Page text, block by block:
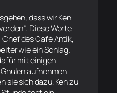
dass wir Ken
Diese Worte
Chef des Café Antik,
wie ein Schlag.
mit einigen
aufnehmen
sie sich dazu, Ken zu